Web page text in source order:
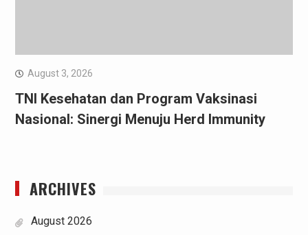
August 3, 2026
TNI Kesehatan dan Program Vaksinasi
Nasional: Sinergi Menuju Herd Immunity
ARCHIVES
August 2026